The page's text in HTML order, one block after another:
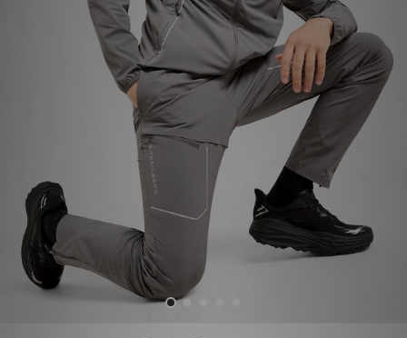
VER MARCAS
LOCALIZADOR DE LOJAS
BLOG
SUBSCREVE
ESTADO DO TEU PEDIDO